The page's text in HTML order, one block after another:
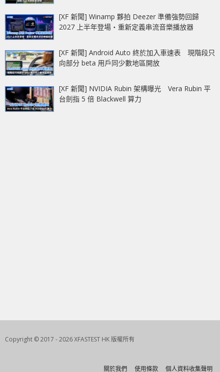
[XF 新聞] Winamp 夥拍 Deezer 準備強勢回歸
2027 上半年登場‧重新定義串流音樂播放器
[XF 新聞] Android Auto 終於加入車速表 現階段只
向部分 beta 用戶同少數地區開放
[XF 新聞] NVIDIA Rubin 架構曝光 Vera Rubin 平
台劍指 5 倍 Blackwell 算力
Copyright © 2017 - 2026 XFASTEST HK 版權所有
關於我們 使用條款 個人資料收集聲明